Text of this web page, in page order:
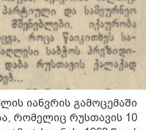
იანვრის გამოცემაში
რომელიც რუსთავის 10